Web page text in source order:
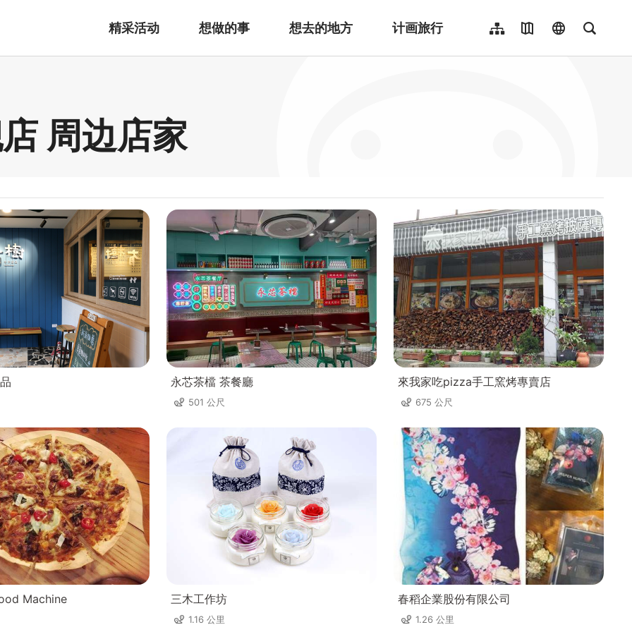
精采活动 想做的事 想去的地方 计画旅行
网站导览地图导览language
Người việt nam
全文检
周边店家
永芯茶檔 茶餐廳
501 公尺
來我家吃pizza手工窯烤專賣店
675 公尺
Machine 三木工作坊
1.16 公里
春稻企業股份有限公司
1.26 公里